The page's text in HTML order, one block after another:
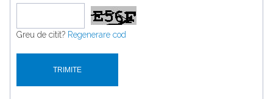
Greu de citit? Regenerare cod